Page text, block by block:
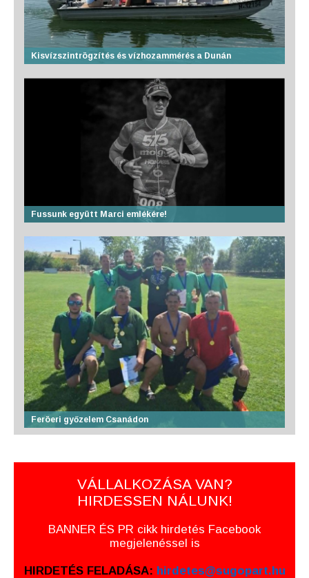
Kisvízszintrögzítés és vízhozammérés a Dunán
Fussunk együtt Marci emlékére!
Feröeri győzelem Csanádon
VÁLLALKOZÁSA VAN?
HIRDESSEN NÁLUNK!
BANNER ÉS PR cikk hirdetés Facebook
megjelenéssel is
HIRDETÉS FELADÁSA: hirdetes@sugopart.hu